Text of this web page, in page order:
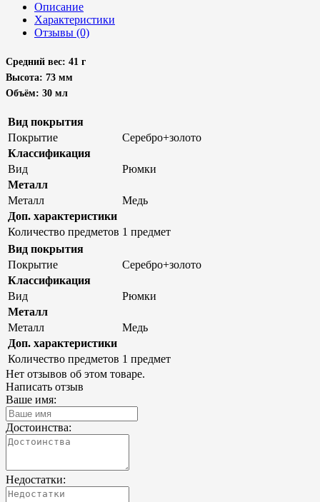
Описание
Характеристики
Отзывы (0)
Средний вес: 41 г
Высота: 73 мм
Объём: 30 мл
Вид покрытия
Покрытие
Серебро+золото
Классификация
Вид
Рюмки
Металл
Металл
Медь
Доп. характеристики
Количество предметов 1 предмет
Вид покрытия
Покрытие
Серебро+золото
Классификация
Вид
Рюмки
Металл
Металл
Медь
Доп. характеристики
Количество предметов 1 предмет
Нет отзывов об этом товаре.
Написать отзыв
Ваше имя:
Достоинства:
Недостатки: